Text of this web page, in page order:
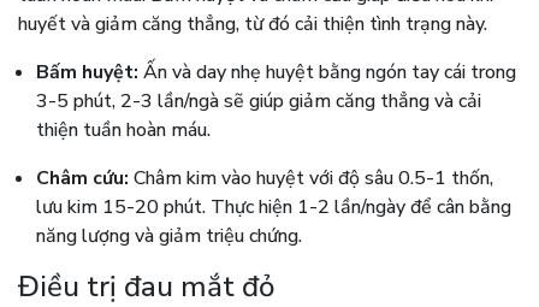
huyết và giảm căng thẳng, từ đó cải thiện tình trạng này.
Bấm huyệt: Ấn và day nhẹ huyệt bằng ngón tay cái trong
3-5 phút, 2-3 lần/ngà sẽ giúp giảm căng thẳng và cải
thiện tuần hoàn máu.
Châm cứu: Châm kim vào huyệt với độ sâu 0.5-1 thốn,
lưu kim 15-20 phút. Thực hiện 1-2 lần/ngày để cân bằng
năng lượng và giảm triệu chứng.
Điều trị đau mắt đỏ